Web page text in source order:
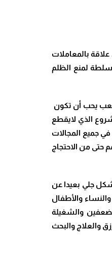
بالمعاملات
لمنع الظلم
يحب أن تكون
الذي لايقطع
في جميع المجالات
حتى من الاحتجاج
جلي بعيدا عن
والأطفال
والشغيلة
والعلاج والبحث